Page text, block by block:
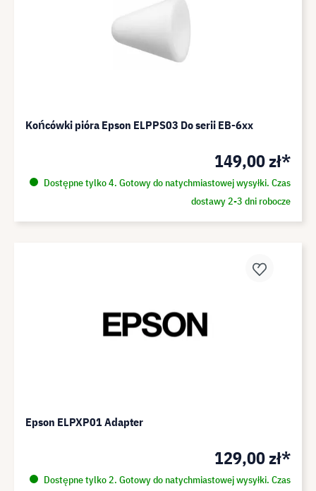
Końcówki pióra Epson ELPPS03 Do serii EB-6xx
149,00 zł*
Dostępne tylko 4. Gotowy do natychmiastowej wysyłki. Czas
dostawy 2-3 dni robocze
Epson ELPXP01 Adapter
129,00 zł*
Dostępne tylko 2. Gotowy do natychmiastowej wysyłki. Czas